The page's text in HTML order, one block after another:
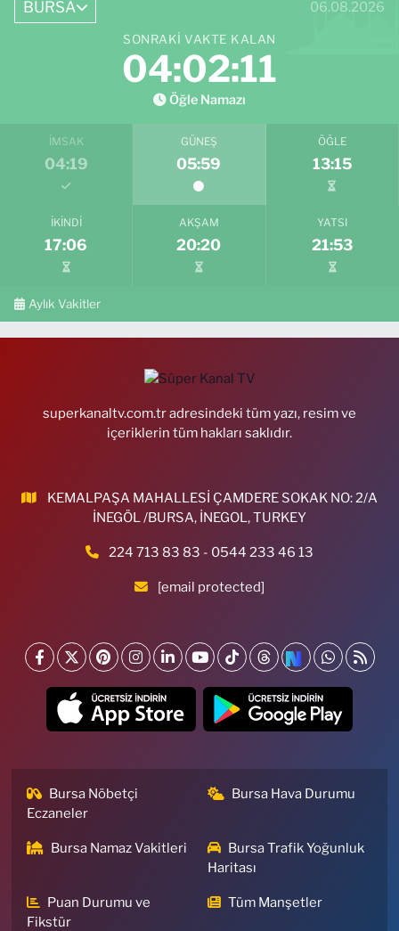
BURSA 06.08.2026
SONRAKI VAKTE KALAN
04:02:10
Öğle Namazı
İMSAK
04:19
GÜNEŞ
05:59
ÖĞLE
13:15
İKINDI
17:06
AKŞAM
20:20
YATSI
21:53
Aylık Vakitler
superkanaltv.com.tr adresindeki tüm yazı, resim ve
içeriklerin tüm hakları saklıdır.
KEMALPAŞA MAHALLESİ ÇAMDERE SOKAK NO: 2/A
İNEGÖL /BURSA, İNEGOL, TURKEY
224 713 83 83 - 0544 233 46 13
[email protected]
Bursa Nöbetçi
Eczaneler
Bursa Hava Durumu
Bursa Namaz Vakitleri
Bursa Trafik Yoğunluk
Haritası
Puan Durumu ve
Fikstür
Tüm Manşetler